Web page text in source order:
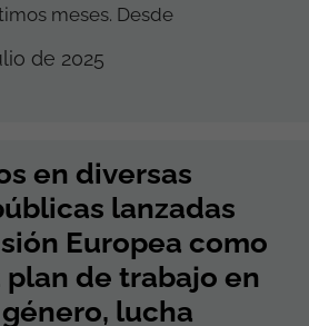
meses. Desde
de 2025
en diversas
lanzadas
Europea como
plan de trabajo en
lucha